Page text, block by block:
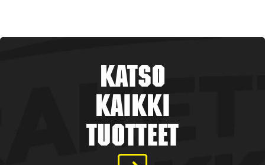
Katso
kaikki
tuotteet